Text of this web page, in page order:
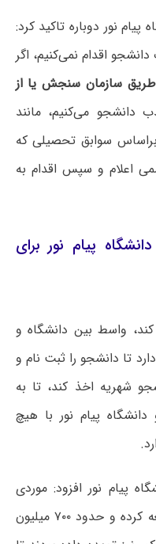
نور دوباره تاکید کرد:
اقدام نمی‌کنیم، اگر
طریق سازمان سنجش یا از
دانشجو می‌کنیم، مانند
سوابق تحصیلی که
اعلام و سپس اقدام به
پیام نور برای
واسط بین دانشگاه و
تا دانشجو را ثبت نام و
شهریه اخذ کند، تا به
پیام نور با هیچ
پیام نور افزود: موردی
بوده که به برخی از مؤسسات مراجعه کرده و حدود ۷۰۰ میلیون